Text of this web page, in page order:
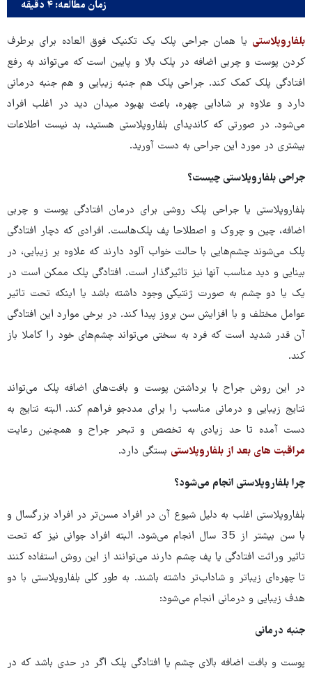
زمان مطالعه: ۴ دقیقه
بلفاروپلاستی یا همان جراحی پلک یک تکنیک فوق العاده برای برطرف
کردن پوست و چربی اضافه در پلک بالا و پایین است که می‌تواند به رفع
افتادگی پلک کمک کند. جراحی پلک هم جنبه زیبایی و هم جنبه درمانی
دارد و علاوه بر شادابی چهره، باعث بهبود میدان دید در اغلب افراد
می‌شود. در صورتی که کاندیدای بلفاروپلاستی هستید، بد نیست اطلاعات
بیشتری در مورد این جراحی به دست آورید.
جراحی بلفاروپلاستی چیست؟
بلفاروپلاستی یا جراحی پلک روشی برای درمان افتادگی پوست و چربی
اضافه، چین و چروک و اصطلاحا پف پلک‌هاست. افرادی که دچار افتادگی
پلک می‌شوند چشم‌هایی با حالت خواب آلود دارند که علاوه بر زیبایی، در
بینایی و دید مناسب آنها نیز تاثیرگذار است. افتادگی پلک ممکن است در
یک یا دو چشم به صورت ژنتیکی وجود داشته باشد یا اینکه تحت تاثیر
عوامل مختلف و با افزایش سن بروز پیدا کند. در برخی موارد این افتادگی
آن قدر شدید است که فرد به سختی می‌تواند چشم‌های خود را کاملا باز
کند.
در این روش جراح با برداشتن پوست و بافت‌های اضافه پلک می‌تواند
نتایج زیبایی و درمانی مناسب را برای مددجو فراهم کند. البته نتایج به
دست آمده تا حد زیادی به تخصص و تبحر جراح و همچنین رعایت
مراقبت های بعد از بلفاروپلاستی بستگی دارد.
چرا بلفاروپلاستی انجام می‌شود؟
بلفاروپلاستی اغلب به دلیل شیوع آن در افراد مسن‌تر در افراد بزرگسال و
با سن بیشتر از 35 سال انجام می‌شود. البته افراد جوانی نیز که تحت
تاثیر وراثت افتادگی یا پف چشم دارند می‌توانند از این روش استفاده کنند
تا چهره‌ای زیباتر و شاداب‌تر داشته باشند. به طور کلی بلفاروپلاستی با دو
هدف زیبایی و درمانی انجام می‌شود:
جنبه درمانی
پوست و بافت اضافه بالای چشم یا افتادگی پلک اگر در حدی باشد که در